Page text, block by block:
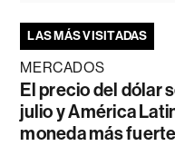
LAS MÁS VISITADAS
MERCADOS
El precio del dólar
julio y América
moneda más